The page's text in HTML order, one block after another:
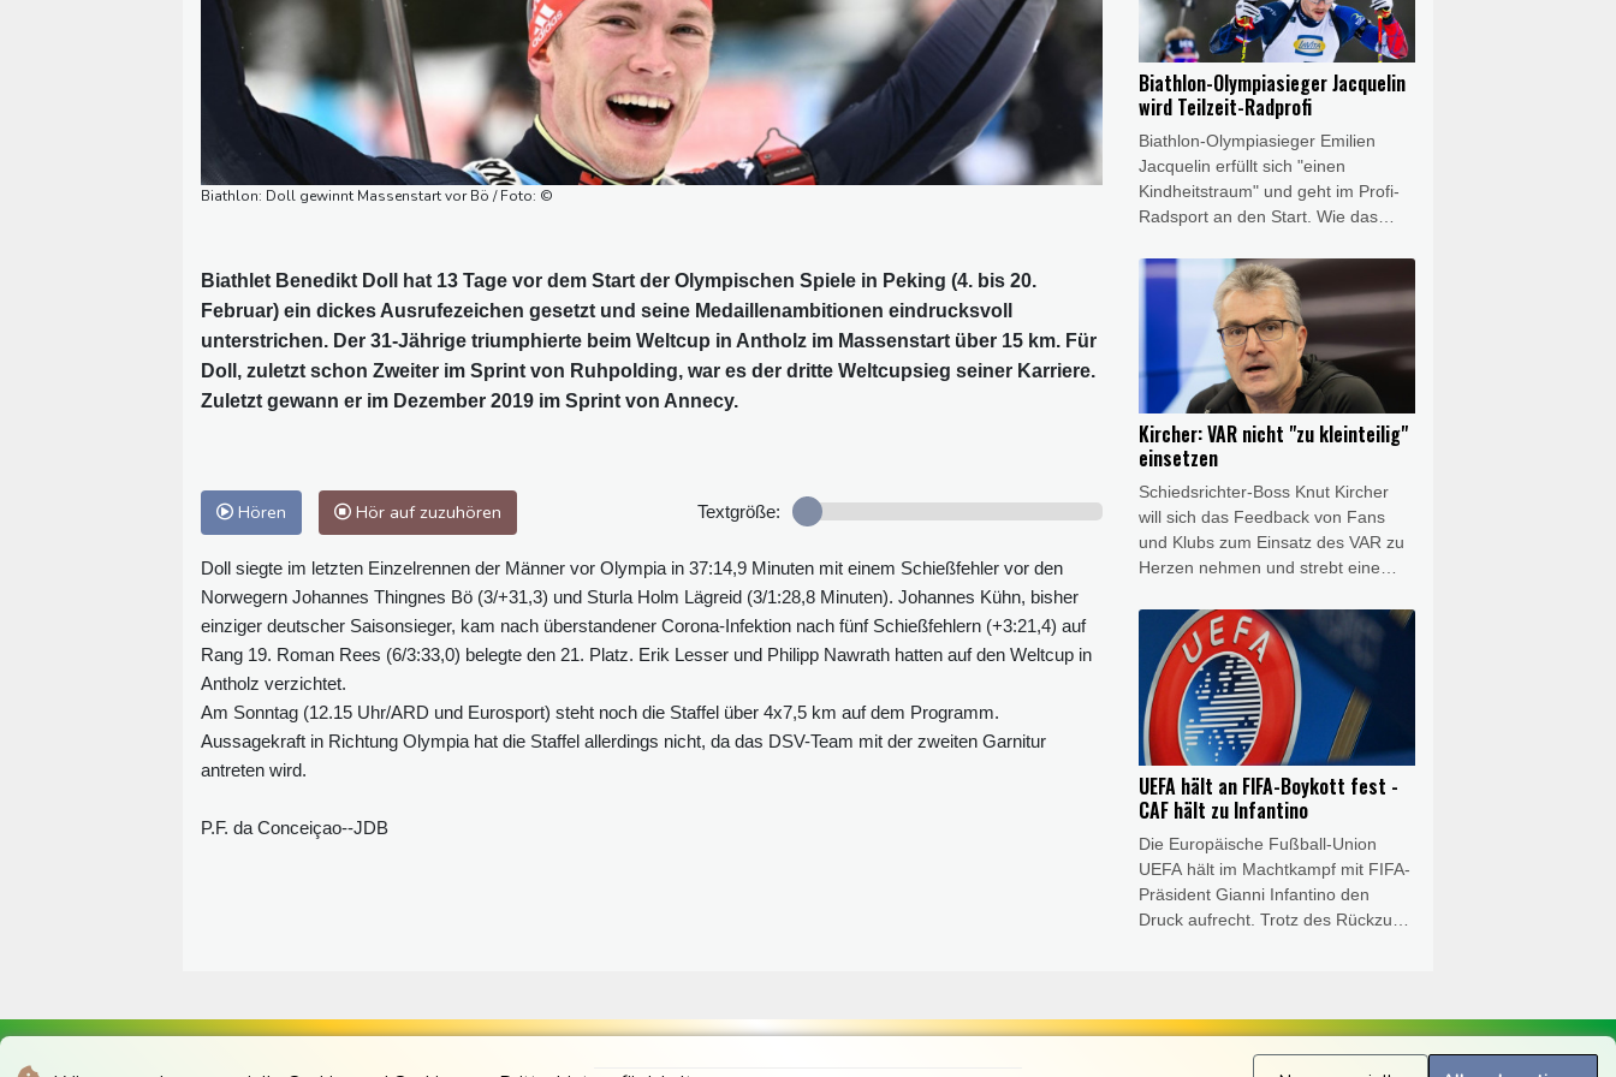
Biathlon: Doll gewinnt Massenstart vor Bö / Foto: ©
Biathlet Benedikt Doll hat 13 Tage vor dem Start der Olympischen Spiele in Peking (4. bis 20.
Februar) ein dickes Ausrufezeichen gesetzt und seine Medaillenambitionen eindrucksvoll
unterstrichen. Der 31-Jährige triumphierte beim Weltcup in Antholz im Massenstart über 15 km. Für
Doll, zuletzt schon Zweiter im Sprint von Ruhpolding, war es der dritte Weltcupsieg seiner Karriere.
Zuletzt gewann er im Dezember 2019 im Sprint von Annecy.
Hören Hör auf zuzuhören Textgröße:
Doll siegte im letzten Einzelrennen der Männer vor Olympia in 37:14,9 Minuten mit einem Schießfehler vor den
Norwegern Johannes Thingnes Bö (3/+31,3) und Sturla Holm Lägreid (3/1:28,8 Minuten). Johannes Kühn, bisher
einziger deutscher Saisonsieger, kam nach überstandener Corona-Infektion nach fünf Schießfehlern (+3:21,4) auf
Rang 19. Roman Rees (6/3:33,0) belegte den 21. Platz. Erik Lesser und Philipp Nawrath hatten auf den Weltcup in
Antholz verzichtet.
Am Sonntag (12.15 Uhr/ARD und Eurosport) steht noch die Staffel über 4x7,5 km auf dem Programm.
Aussagekraft in Richtung Olympia hat die Staffel allerdings nicht, da das DSV-Team mit der zweiten Garnitur
antreten wird.
P.F. da Conceiçao--JDB
Investorenplänen gefordert. Eckert
sieht in der FIFA-Stellungnahme
vom Mittwochabend, in der Infantino
Rückendeckung ausgesprochen
wurde, den Versuch, mögliche
Fehler auf einzelne Verantwortliche
abzuwälzen, ohne den Präsidenten
direkt zu belasten.
Biathlon-Olympiasieger Jacquelin
wird Teilzeit-Radprofi
Biathlon-Olympiasieger Emilien
Jacquelin erfüllt sich "einen
Kindheitstraum" und geht im Profi-
Radsport an den Start. Wie das
Donnerstag mitteilte, wird der
Franzose zunächst beim
Eintagesrennen Polynormande (16.
August) antreten. Im Anschluss soll
er für das Team von Top-Talent Paul
Seixas (19) bei der Tour du
Limousin (18.– 21. August) starten.
Kircher: VAR nicht "zu kleinteilig"
einsetzen
Schiedsrichter-Boss Knut Kircher
will sich das Feedback von Fans
und Klubs zum Einsatz des VAR zu
Herzen nehmen und strebt eine
Assistenten an. Man höre "schon
hin, was viele Fans uns
zurückspiegeln und auch
Klubverantwortliche uns
zurückmelden: dass wir
idealerweise nicht zu kleinteilig
werden, nicht zu mikroskopisch, um
dem Fußball ein Stück weit wieder
das zurückzugeben, was ihn
ausmacht: Spontaneität", sagte
Kircher im Interview mit RTL/Sky.
UEFA hält an FIFA-Boykott fest -
CAF hält zu Infantino
Die Europäische Fußball-Union
UEFA hält im Machtkampf mit FIFA-
Präsident Gianni Infantino den
Druck aufrecht. Trotz des Rückzugs
Wettbewerbe des Weltverbandes
Erklärung auf SID-Anfrage vom